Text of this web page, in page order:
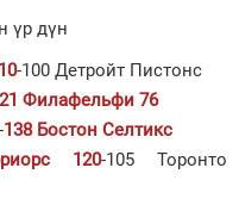
үр дүн
-100 Детройт Пистонс
Филафельфи 76
138 Бостон Селтикс
120-105 Торонто